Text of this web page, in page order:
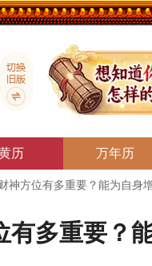
历 万年历
神方位有多重要？能为自身
有多重要？